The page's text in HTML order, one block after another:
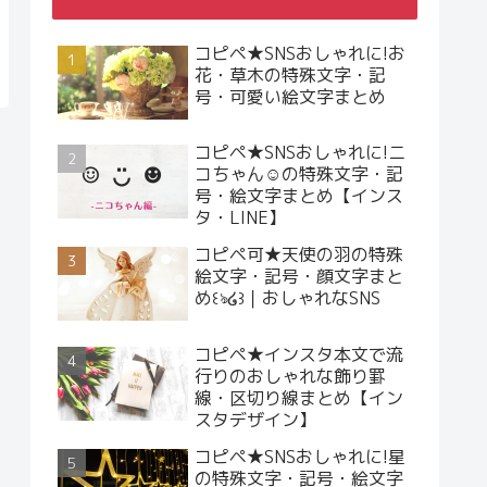
コピペ★SNSおしゃれに!お
花・草木の特殊文字・記
号・可愛い絵文字まとめ
コピペ★SNSおしゃれに!ニ
コちゃん☺︎の特殊文字・記
号・絵文字まとめ【インス
タ・LINE】
コピペ可★天使の羽の特殊
絵文字・記号・顔文字まと
め꒰ঌ໒꒱｜おしゃれなSNS
コピペ★インスタ本文で流
行りのおしゃれな飾り罫
線・区切り線まとめ【イン
スタデザイン】
コピペ★SNSおしゃれに!星
の特殊文字・記号・絵文字